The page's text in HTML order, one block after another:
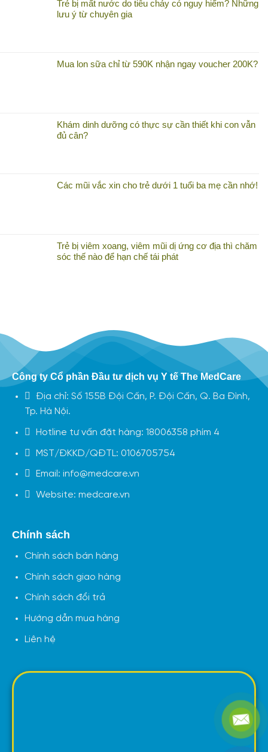
Trẻ bị mất nước do tiêu chảy có nguy hiểm? Những
lưu ý từ chuyên gia
Mua lon sữa chỉ từ 590K nhận ngay voucher 200K?
Khám dinh dưỡng có thực sự cần thiết khi con vẫn
đủ cân?
Các mũi vắc xin cho trẻ dưới 1 tuổi ba mẹ cần nhớ!
Trẻ bị viêm xoang, viêm mũi dị ứng cơ địa thì chăm
sóc thế nào để hạn chế tái phát
Công ty Cổ phần Đầu tư dịch vụ Y tế The MedCare
Địa chỉ: Số 155B Đội Cấn, P. Đội Cấn, Q. Ba Đình,
Tp. Hà Nội.
Hotline tư vấn đặt hàng: 18006358 phím 4
MST/ĐKKD/QĐTL: 0106705754
Email: info@medcare.vn
Website: medcare.vn
Chính sách
Chính sách bán hàng
Chính sách giao hàng
Chính sách đổi trả
Hướng dẫn mua hàng
Liên hệ